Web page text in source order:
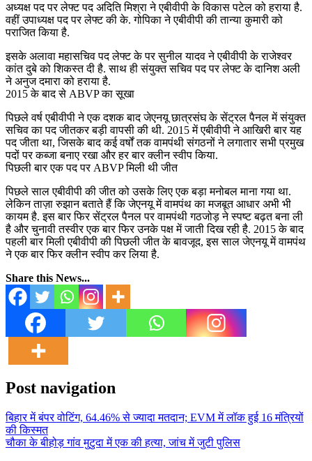
अध्यक्ष पद पर लेफ्ट पद अदिति मिश्रा ने एबीवीपी के विकास पटेल को हराया है.
वहीं उपाध्यक्ष पद पर लेफ्ट की के. गोपिका ने एबीवीपी की तान्या कुमारी को
पराजित किया है.
इसके अलावा महासचिव पद लेफ्ट के पर सुनील यादव ने एबीवीपी के राजेश्वर
कांत दुबे को शिकस्त दी है. साथ ही संयुक्त सचिव पद पर लेफ्ट के दानिश अली
ने अनुज दमारा को हराया है.
2015 के बाद से ABVP का सूखा
पिछले वर्ष एबीवीपी ने एक दशक बाद जेएनयू छात्रसंघ के सेंट्रल पैनल में संयुक्त
सचिव का पद जीतकर बड़ी वापसी की थी. 2015 में एबीवीपी ने आखिरी बार यह
पद जीता था, जिसके बाद कई वर्षों तक वामपंथी संगठनों ने लगातार सभी प्रमुख
पदों पर कब्जा बनाए रखा और हर बार क्लीन स्वीप किया.
पिछली बार एक पद पर ABVP मिली थी जीत
पिछले साल एबीवीपी की जीत को उसके लिए एक बड़ा मनोबल माना गया था.
लेकिन ताज़ा रुझान बताते हैं कि जेएनयू में वामपंथ का मजबूत आधार अभी भी
कायम है. इस बार फिर सेंट्रल पैनल पर वामपंथी गठजोड़ ने स्पष्ट बढ़त बना ली
है और चुनावी तस्वीर एक बार फिर उनके पक्ष में जाती दिख रही है. 2015 के बाद
पहली बार मिली एबीवीपी की पिछली जीत के बावजूद, इस साल जेएनयू में वामपंथ
ने एक बार फिर क्लीन स्वीप कर लिया है.
Share this News...
Post navigation
बिहार में बंपर वोटिंग, 64.46% से ज्यादा मतदान; EVM में लॉक हुई 16 मंत्रियों
की किस्मत
चौका के बीहोड़ गांव मुटुदा में एक की हत्या, जांच में जुटी पुलिस